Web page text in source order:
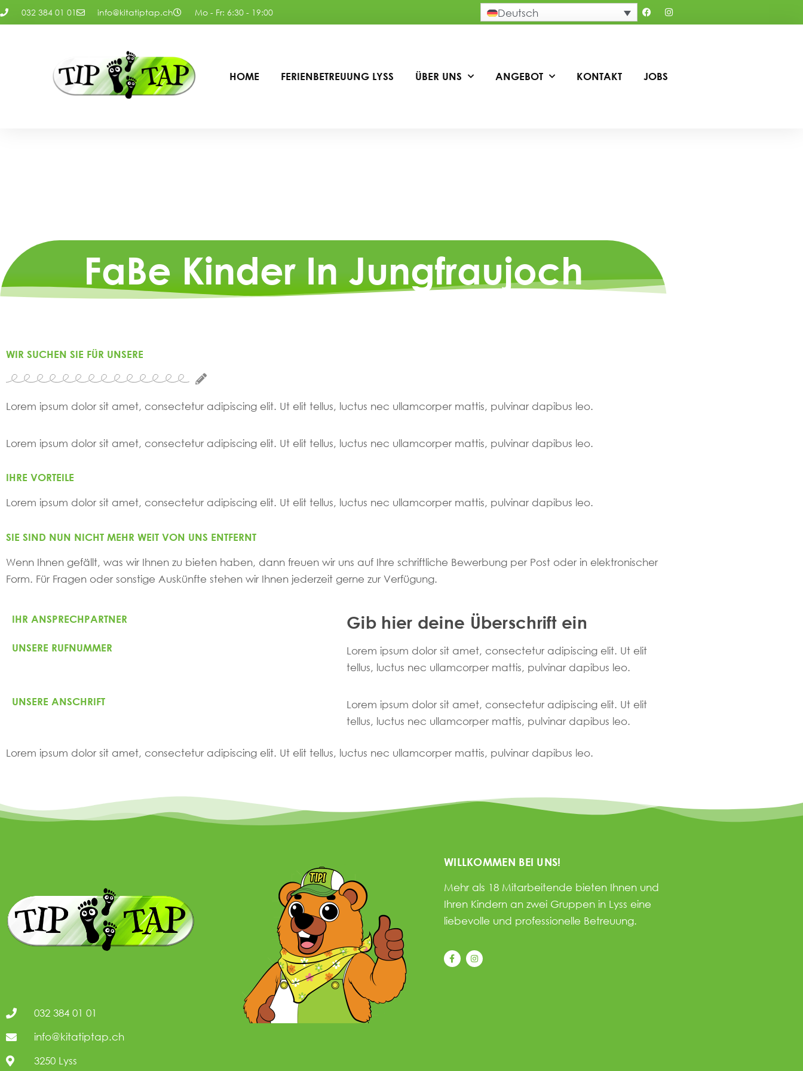
032 384 01 01 info@kitatiptap.ch Mo - Fr: 6:30 - 19:00 Deutsch
HOME FERIENBETREUUNG LYSS ÜBER UNS ANGEBOT KONTAKT JOBS
FaBe Kinder In Jungfraujoch
WIR SUCHEN SIE FÜR UNSERE
Lorem ipsum dolor sit amet, consectetur adipiscing elit. Ut elit tellus, luctus nec ullamcorper mattis, pulvinar dapibus leo.
Lorem ipsum dolor sit amet, consectetur adipiscing elit. Ut elit tellus, luctus nec ullamcorper mattis, pulvinar dapibus leo.
IHRE VORTEILE
Lorem ipsum dolor sit amet, consectetur adipiscing elit. Ut elit tellus, luctus nec ullamcorper mattis, pulvinar dapibus leo.
SIE SIND NUN NICHT MEHR WEIT VON UNS ENTFERNT
Wenn Ihnen gefällt, was wir Ihnen zu bieten haben, dann freuen wir uns auf Ihre schriftliche Bewerbung per Post oder in elektronischer
Form. Für Fragen oder sonstige Auskünfte stehen wir Ihnen jederzeit gerne zur Verfügung.
IHR ANSPRECHPARTNER Gib hier deine Überschrift ein
UNSERE RUFNUMMER
Lorem ipsum dolor sit amet, consectetur adipiscing elit. Ut elit
tellus, luctus nec ullamcorper mattis, pulvinar dapibus leo.
UNSERE ANSCHRIFT
Lorem ipsum dolor sit amet, consectetur adipiscing elit. Ut elit
tellus, luctus nec ullamcorper mattis, pulvinar dapibus leo.
Lorem ipsum dolor sit amet, consectetur adipiscing elit. Ut elit tellus, luctus nec ullamcorper mattis, pulvinar dapibus leo.
032 384 01 01
info@kitatiptap.ch
3250 Lyss
WILLKOMMEN BEI UNS!
Mehr als 18 Mitarbeitende bieten Ihnen und
Ihren Kindern an zwei Gruppen in Lyss eine
liebevolle und professionelle Betreuung.